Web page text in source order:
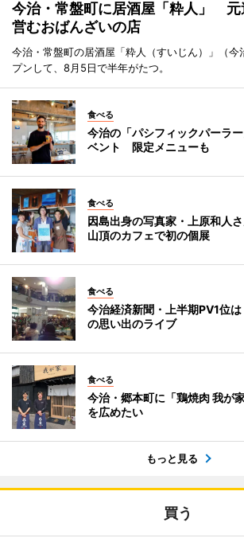
今治・常盤町に居酒屋「粋人」 元
営むおばんざいの店
今治・常盤町の居酒屋「粋人（すいじん）」（今
プンして、8月5日で半年がたつ。
食べる
今治の「パシフィックパーラ
ベント 限定メニューも
食べる
因島出身の写真家・上原和人
山頂のカフェで初の個展
食べる
今治経済新聞・上半期PV1位は
の思い出のライブ
食べる
今治・郷本町に「鶏焼肉 我が
を広めたい
もっと見る
買う